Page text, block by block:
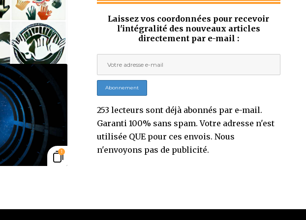
1
Laissez vos coordonnées pour recevoir
l'intégralité des nouveaux articles
directement par e-mail :
253 lecteurs sont déjà abonnés par e-mail.
Garanti 100% sans spam. Votre adresse n'est
utilisée QUE pour ces envois. Nous
n'envoyons pas de publicité.